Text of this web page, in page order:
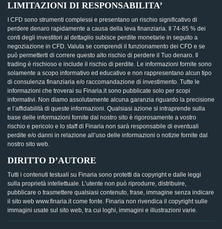
LIMITAZIONI DI RESPONSABILITA’
I CFD sono strumenti complessi e presentano un rischio significativo di
perdere denaro rapidamente a causa della leva finanziaria. Il 74-85 % dei
conti degli investitori al dettaglio subisce perdite monetarie in seguito a
negoziazione in CFD. Valuta se comprendi il funzionamento dei CFD e se
può permetterti di correre questo alto rischio di perdere il Tuo denaro. Il
trading è rischioso e include il rischio di perdite. Le informazioni fornite sono
solamente a scopo informativo ed educativo e non rappresentano alcun tipo
di consulenza finanziaria e/o raccomandazione di investimento. Tutte le
informazioni che troverai su Finaria.it sono pubblicate solo per scopi
informativi. Non diamo assolutamente alcuna garanzia riguardo la precisione
e l’affidabilità di queste informazioni. Qualsiasi azione si intraprende sulla
base delle informazioni fornite dal nostro sito è rigorosamente a vostro
rischio e pericolo e lo staff di Finaria non sarà responsabile di eventuali
perdite e/o danni in relazione all’uso delle informazioni o notizie fornite dal
nostro sito web.
DIRITTO D’AUTORE
Tutti i contenuti testuali su Finaria sono protetti da copyright e dalle leggi
sulla proprietà intellettuale. L’utente non può riprodurre, distribuire,
pubblicare o trasmettere qualsiasi contenuto, frase, immagine senza indicare
il sito web www.finaria.it come fonte. Finaria non rivendica il copyright sulle
immagini usate sul sito web, tra cui loghi, immagini e illustrazioni varie.